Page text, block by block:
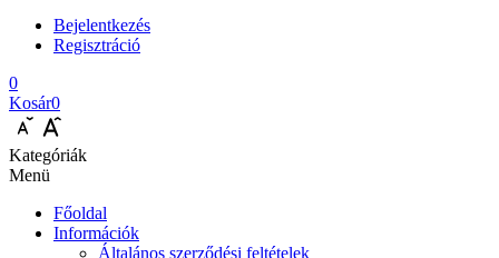
Bejelentkezés
Regisztráció
0
Kosár0
Kategóriák
Menü
Főoldal
Információk
Általános szerződési feltételek